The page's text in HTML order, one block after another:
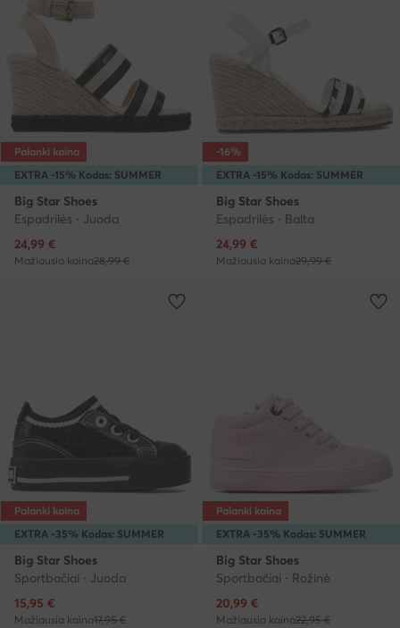
EXTRA -15% Kodas: SUMMER
Palanki kaina
Big Star Shoes
Espadrilės · Juoda
Dabartinė kaina
24,99 €
Mažiausia kaina28,99 €
EXTRA -15% Kodas: SUMMER
-16%
Big Star Shoes
Espadrilės · Balta
Dabartinė kaina
24,99 €
Mažiausia kaina29,99 €
EXTRA -35% Kodas: SUMMER
Palanki kaina
Big Star Shoes
Sportbačiai · Juoda
Dabartinė kaina
15,95 €
Mažiausia kaina17,95 €
EXTRA -35% Kodas: SUMMER
Palanki kaina
Big Star Shoes
Sportbačiai · Rožinė
Dabartinė kaina
20,99 €
Mažiausia kaina22,95 €